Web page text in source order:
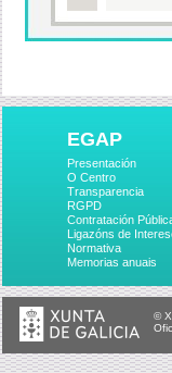
EGAP
Presentación
O Centro
Transparencia
RGPD
Contratación
Ligazóns de
Normativa
Memorias anuais
©